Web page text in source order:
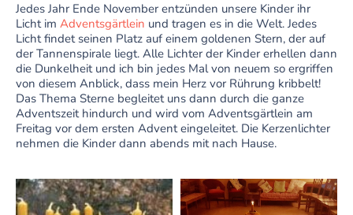
Jedes Jahr Ende November entzünden unsere Kinder ihr
Licht im Adventsgärtlein und tragen es in die Welt. Jedes
Licht findet seinen Platz auf einem goldenen Stern, der auf
der Tannenspirale liegt. Alle Lichter der Kinder erhellen dann
die Dunkelheit und ich bin jedes Mal von neuem so ergriffen
von diesem Anblick, dass mein Herz vor Rührung kribbelt!
Das Thema Sterne begleitet uns dann durch die ganze
Adventszeit hindurch und wird vom Adventsgärtlein am
Freitag vor dem ersten Advent eingeleitet. Die Kerzenlichter
nehmen die Kinder dann abends mit nach Hause.